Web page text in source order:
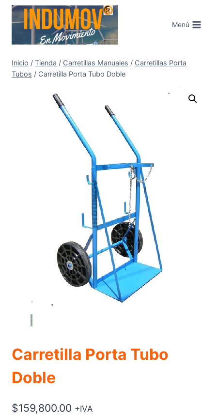
Saltar
contenido
Menú
Inicio / Tienda / Carretillas Manuales / Carretillas Porta
Tubos / Carretilla Porta Tubo Doble
Carretilla Porta Tubo
Doble
$159,800.00 +IVA